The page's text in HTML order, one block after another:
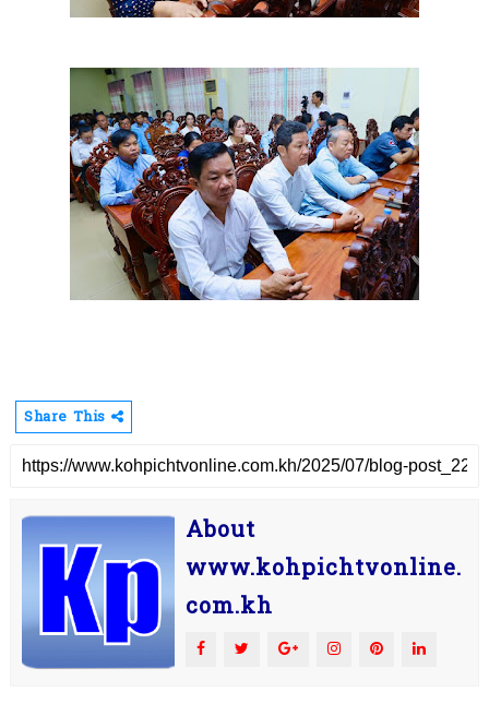
Share This
About
www.kohpichtvonline.
com.kh